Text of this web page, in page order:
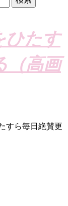
ひたす
（高画
すら毎日絶賛更